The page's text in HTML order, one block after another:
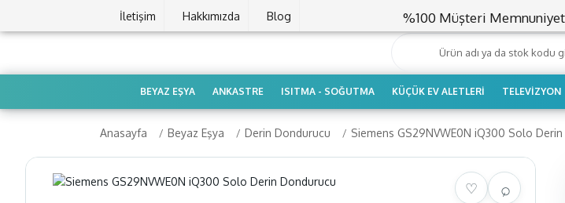
İletişim Hakkımızda Blog %100 Müşteri
BEYAZ EŞYA ANKASTRE ISITMA - SOĞUTMA KÜÇÜK EV ALETLERI TELEVIZYON
Anasayfa Beyaz Eşya Derin Dondurucu Siemens GS29NVWE0N iQ300 Solo